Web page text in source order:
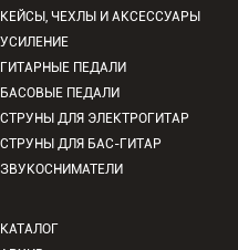
КЕЙСЫ, ЧЕХЛЫ И АКСЕССУАРЫ
УСИЛЕНИЕ
ГИТАРНЫЕ ПЕДАЛИ
БАСОВЫЕ ПЕДАЛИ
СТРУНЫ ДЛЯ ЭЛЕКТРОГИТАР
СТРУНЫ ДЛЯ БАС-ГИТАР
ЗВУКОСНИМАТЕЛИ
КАТАЛОГ